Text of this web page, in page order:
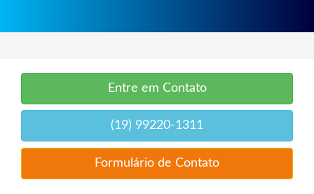
Entre em Contato
(19) 99220-1311
Formulário de Contato